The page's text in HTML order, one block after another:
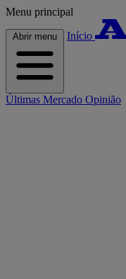
Menu principal
Abrir menu Início
Últimas Mercado Opinião